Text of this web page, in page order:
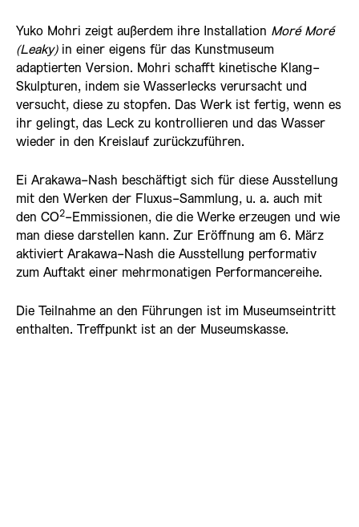
Yuko Mohri zeigt außerdem ihre Installation Moré Moré
(Leaky) in einer eigens für das Kunstmuseum
adaptierten Version. Mohri schafft kinetische Klang-
Skulpturen, indem sie Wasserlecks verursacht und
versucht, diese zu stopfen. Das Werk ist fertig, wenn es
ihr gelingt, das Leck zu kontrollieren und das Wasser
wieder in den Kreislauf zurückzuführen.
Ei Arakawa-Nash beschäftigt sich für diese Ausstellung
mit den Werken der Fluxus-Sammlung, u. a. auch mit
den CO2-Emmissionen, die die Werke erzeugen und wie
man diese darstellen kann. Zur Eröffnung am 6. März
aktiviert Arakawa-Nash die Ausstellung performativ
zum Auftakt einer mehrmonatigen Performancereihe.
Die Teilnahme an den Führungen ist im Museumseintritt
enthalten. Treffpunkt ist an der Museumskasse.